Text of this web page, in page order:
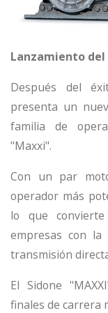
Lanzamiento del
Después del
presenta un
familia de
"Maxxi".
Con un par
operador más
lo que
empresas con
transmisión
El Sidone
finales de carrera